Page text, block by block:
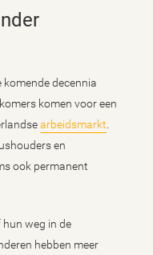
decennia
komen voor een
arbeidsmarkt
en
ook permanent
weg in de
hebben meer